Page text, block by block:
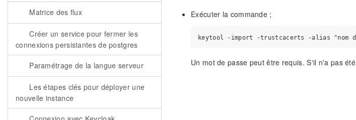
Matrice des flux
Créer un service pour fermer les
connexions persistantes de postgres
Paramétrage de la langue serveur
Les étapes clés pour déployer une
nouvelle instance
Exécuter la commande ;
Un mot de passe peut être requis. S'il n'a pas